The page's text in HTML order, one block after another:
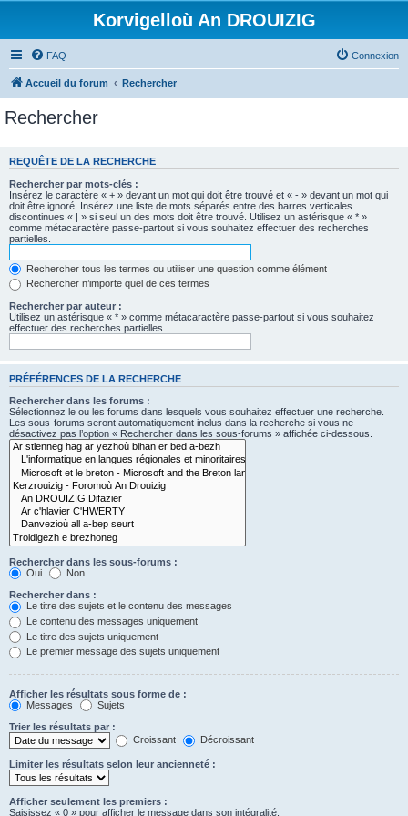
Korvigelloù An DROUIZIG
FAQ Connexion
Accueil du forum Rechercher
Rechercher
REQUÊTE DE LA RECHERCHE
Rechercher par mots-clés :
Insérez le caractère « + » devant un mot qui doit être trouvé et « - » devant un mot qui
doit être ignoré. Insérez une liste de mots séparés entre des barres verticales
discontinues « | » si seul un des mots doit être trouvé. Utilisez un astérisque « * »
comme métacaractère passe-partout si vous souhaitez effectuer des recherches
partielles.
Rechercher tous les termes ou utiliser une question comme élément
Rechercher n’importe quel de ces termes
Rechercher par auteur :
Utilisez un astérisque « * » comme métacaractère passe-partout si vous souhaitez
effectuer des recherches partielles.
PRÉFÉRENCES DE LA RECHERCHE
Rechercher dans les forums :
Sélectionnez le ou les forums dans lesquels vous souhaitez effectuer une recherche.
Les sous-forums seront automatiquement inclus dans la recherche si vous ne
désactivez pas l’option « Rechercher dans les sous-forums » affichée ci-dessous.
Rechercher dans les sous-forums :
Oui
Non
Rechercher dans :
Le titre des sujets et le contenu des messages
Le contenu des messages uniquement
Le titre des sujets uniquement
Le premier message des sujets uniquement
Afficher les résultats sous forme de :
Messages
Sujets
Trier les résultats par :
Croissant
Décroissant
Limiter les résultats selon leur ancienneté :
Afficher seulement les premiers :
Saisissez « 0 » pour afficher le message dans son intégralité.